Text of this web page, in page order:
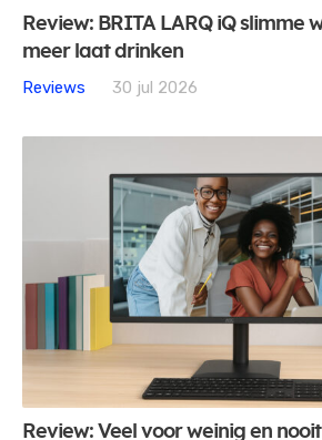
Review: BRITA LARQ iQ slimme
meer laat drinken
Reviews
30 jul 2026
Review: Veel voor weinig en